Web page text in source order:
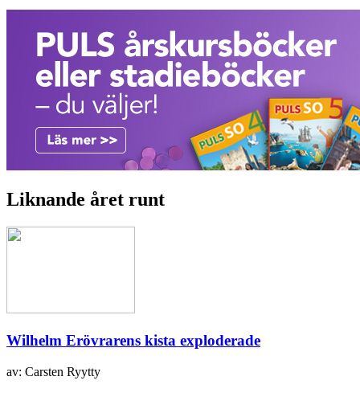
Liknande året runt
Wilhelm Erövrarens kista exploderade
av: Carsten Ryytty